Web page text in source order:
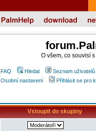
O všem, co souvisí
FAQ Hledat Seznam uživatelů
Osobní nastavení
Přihlásit se pro
Vstoupit do skupiny